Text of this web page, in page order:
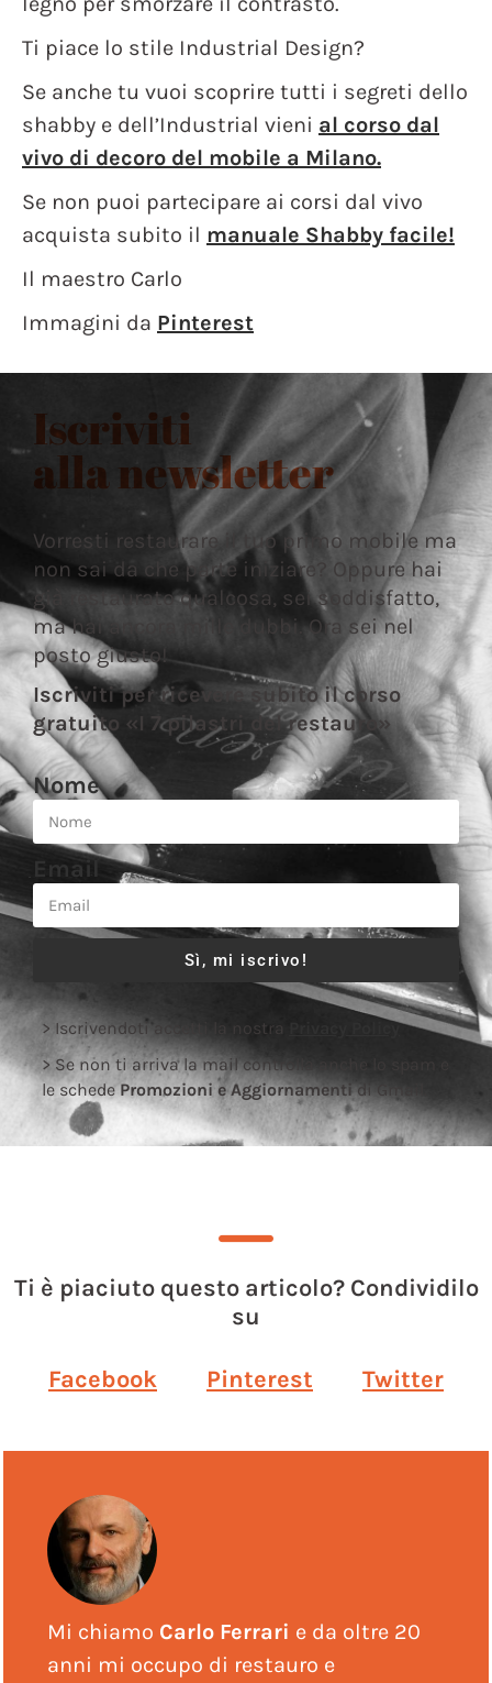
Ti piace lo stile Industrial Design?
Se anche tu vuoi scoprire tutti i segreti dello
shabby e dell’Industrial vieni al corso dal
vivo di decoro del mobile a Milano.
Se non puoi partecipare ai corsi dal vivo
acquista subito il manuale Shabby facile!
Il maestro Carlo
Immagini da Pinterest
Iscriviti
alla newsletter
Vorresti restaurare il tuo primo mobile ma
non sai da che parte iniziare? Oppure hai
già restaurato qualcosa, sei soddisfatto,
ma hai ancora mille dubbi. Ora sei nel
posto giusto!
Iscriviti per ricevere subito il corso
gratuito «I 7 pilastri del restauro»
Nome
Email
Sì, mi iscrivo!
> Iscrivendoti accetti la nostra
Privacy Policy
> Se non ti arriva la mail controlla anche lo spam e
le schedePromozioni e Aggiornamentidi Gmail.
Ti è piaciuto questo articolo? Condividilo
su
Facebook Pinterest Twitter
Mi chiamo Carlo Ferrari e da oltre 20
anni mi occupo di restauro e